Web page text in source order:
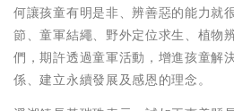
何讓孩童有明是非、辨善惡的能力就
節、童軍結繩、野外定位求生、植物
們，期許透過童軍活動，增進孩童解
係、建立永續發展及感恩的理念。